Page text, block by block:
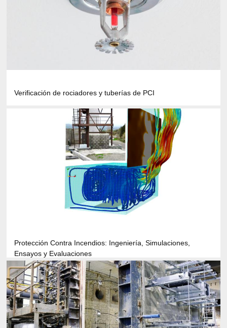
Verificación de rociadores y tuberías de PCI
Protección Contra Incendios: Ingeniería, Simulaciones,
Ensayos y Evaluaciones